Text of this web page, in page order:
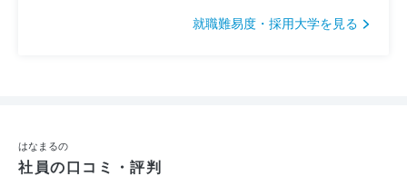
就職難易度・採用大学を見る
はなまるの
社員の口コミ・評判